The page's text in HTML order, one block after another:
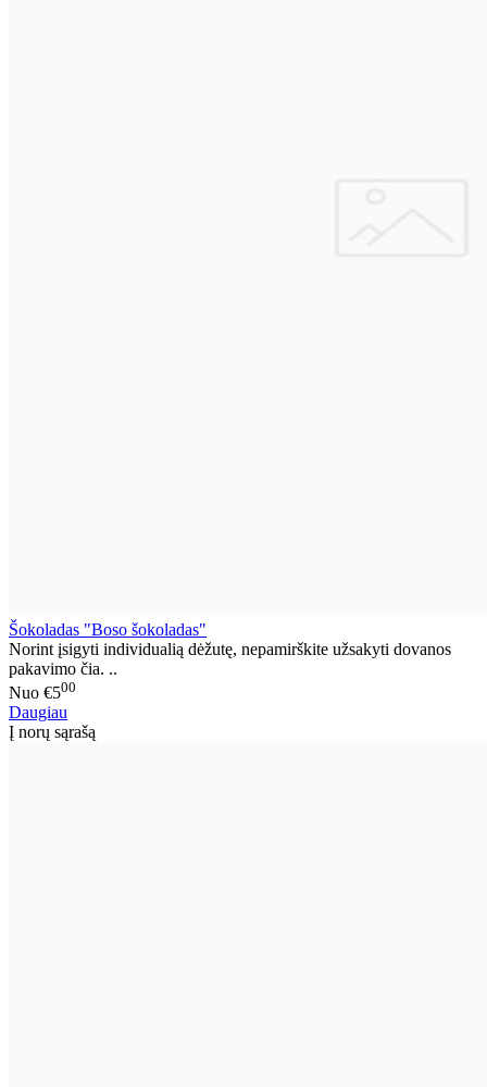
Šokoladas "Boso šokoladas"
Norint įsigyti individualią dėžutę, nepamirškite užsakyti dovanos
pakavimo čia. ..
Nuo €500
Daugiau
Į norų sąrašą